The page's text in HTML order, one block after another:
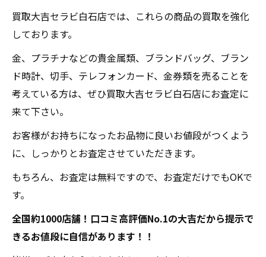
買取大吉セラビ白石店では、これらの商品の買取を強化
しております。
金、プラチナなどの貴金属類、ブランドバッグ、ブラン
ド時計、切手、テレフォンカード、金券類を売ることを
考えている方は、ぜひ買取大吉セラビ白石店にお査定に
来て下さい。
お客様がお持ちになったお品物に良いお値段がつくよう
に、しっかりとお査定させていただきます。
もちろん、お査定は無料ですので、お査定だけでもOKで
す。
全国約1000店舗！口コミ高評価No.1の大吉だから提示で
きるお値段に自信があります！！